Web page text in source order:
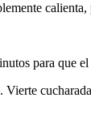
para que el